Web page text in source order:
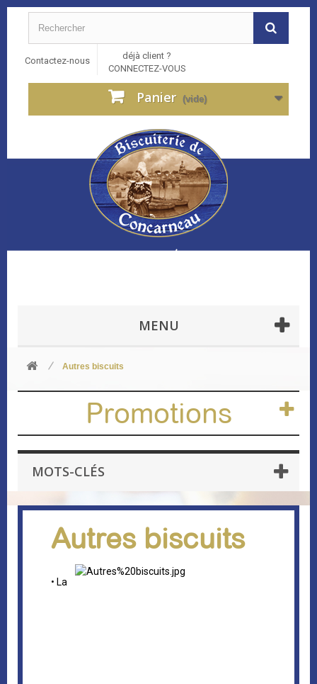
Contactez-nous
déjà client ?
CONNECTEZ-VOUS
Panier (vide)
MENU
Autres biscuits
Promotions
MOTS-CLÉS
Autres biscuits
• La